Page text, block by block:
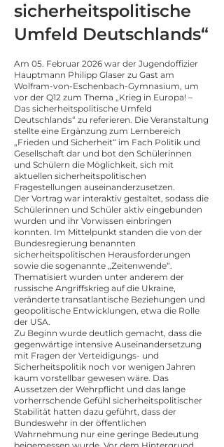
sicherheitspolitische
Umfeld Deutschlands“
Am 05. Februar 2026 war der Jugendoffizier
Hauptmann Philipp Glaser zu Gast am
Wolfram-von-Eschenbach-Gymnasium, um
vor der Q12 zum Thema „Krieg in Europa! –
Das sicherheitspolitische Umfeld
Deutschlands“ zu referieren. Die Veranstaltung
stellte eine Ergänzung zum Lernbereich
„Frieden und Sicherheit“ im Fach Politik und
Gesellschaft dar und bot den Schülerinnen
und Schülern die Möglichkeit, sich mit
aktuellen sicherheitspolitischen
Fragestellungen auseinanderzusetzen.
Der Vortrag war interaktiv gestaltet, sodass die
Schülerinnen und Schüler aktiv eingebunden
wurden und ihr Vorwissen einbringen
konnten. Im Mittelpunkt standen die von der
Bundesregierung benannten
sicherheitspolitischen Herausforderungen
sowie die sogenannte „Zeitenwende“.
Thematisiert wurden unter anderem der
russische Angriffskrieg auf die Ukraine,
veränderte transatlantische Beziehungen und
geopolitische Entwicklungen, etwa die Rolle
der USA.
Zu Beginn wurde deutlich gemacht, dass die
gegenwärtige intensive Auseinandersetzung
mit Fragen der Verteidigungs- und
Sicherheitspolitik noch vor wenigen Jahren
kaum vorstellbar gewesen wäre. Das
Aussetzen der Wehrpflicht und das lange
vorherrschende Gefühl sicherheitspolitischer
Stabilität hatten dazu geführt, dass der
Bundeswehr in der öffentlichen
Wahrnehmung nur eine geringe Bedeutung